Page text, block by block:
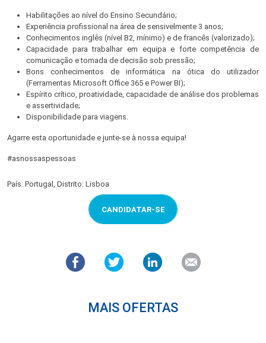
Habilitações ao nível do Ensino Secundário;
Experiência profissional na área de sensivelmente 3 anos;
Conhecimentos inglês (nível B2, mínimo) e de francês (valorizado);
Capacidade para trabalhar em equipa e forte competência de
comunicação e tomada de decisão sob pressão;
Bons conhecimentos de informática na ótica do utilizador
(Ferramentas Microsoft Office 365 e Power BI);
Espírito crítico, proatividade, capacidade de análise dos problemas
e assertividade;
Disponibilidade para viagens.
Agarre esta oportunidade e junte-se à nossa equipa!
#asnossaspessoas
País: Portugal, Distrito: Lisboa
CANDIDATAR-SE
MAIS OFERTAS